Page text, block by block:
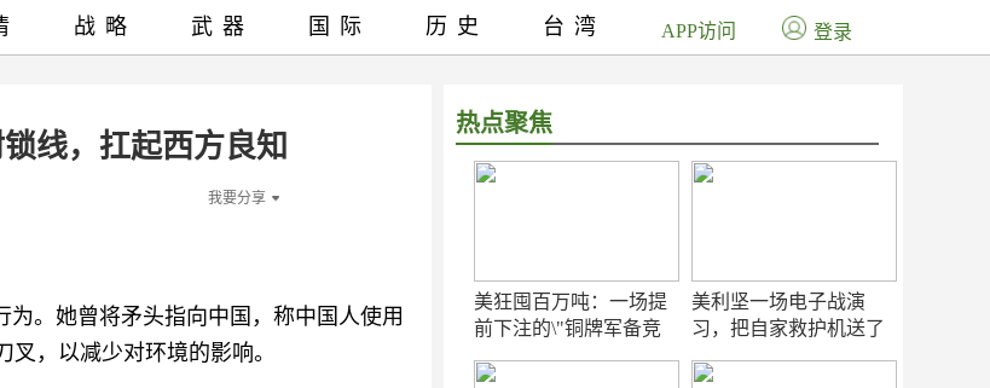
线，扛起西方良知
我要分享
为。她曾将矛头指向中国，称中国人使用
，以减少对环境的影响。
热点聚焦
美狂囤百万吨：一场提
前下注的\"铜牌军备竞
美利坚一场电子战演
习，把自家救护机送了
战略 武器 国际 历史 台湾 APP访问 登录